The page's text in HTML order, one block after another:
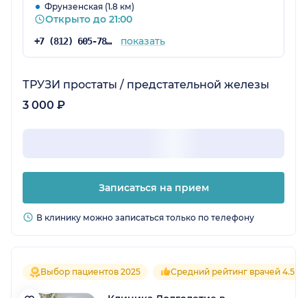
Фрунзенская (1.8 км)
Открыто до 21:00
+7 (812) 605-78-44 показать
ТРУЗИ простаты / предстательной железы
3 000 ₽
Записаться на прием
В клинику можно записаться только по телефону
Выбор пациентов 2025 Средний рейтинг врачей 4.5